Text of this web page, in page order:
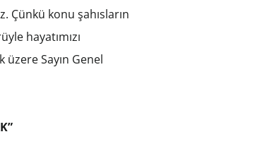
Çünkü konu şahısların
hayatımızı
Sayın Genel